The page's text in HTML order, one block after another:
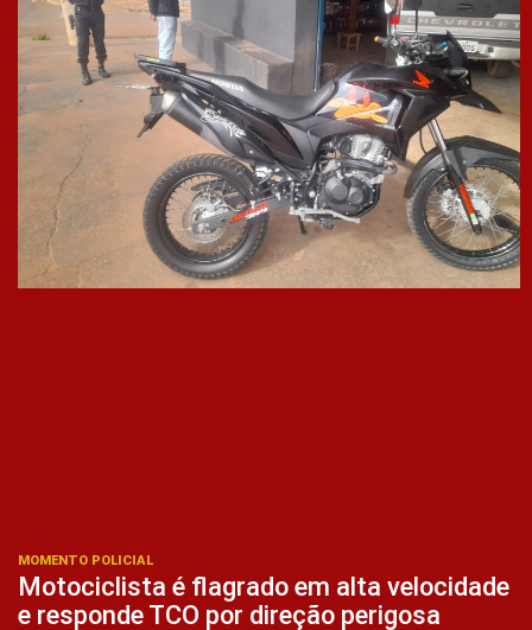
MOMENTO POLICIAL
Motociclista é flagrado em alta velocidade
e responde TCO por direção perigosa